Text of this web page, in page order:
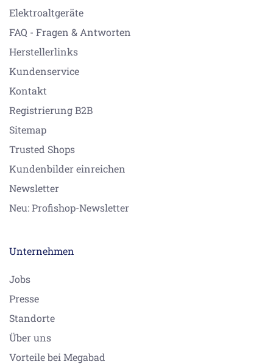
Elektroaltgeräte
FAQ - Fragen & Antworten
Herstellerlinks
Kundenservice
Kontakt
Registrierung B2B
Sitemap
Trusted Shops
Kundenbilder einreichen
Newsletter
Neu: Profishop-Newsletter
Unternehmen
Jobs
Presse
Standorte
Über uns
Vorteile bei Megabad